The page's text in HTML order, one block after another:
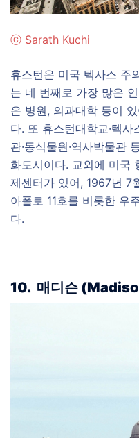
ⓒ Sarath Kuchi
휴스턴은 미국 텍사스 주
는 네 번째로 가장 많은
은 병원, 의과대학 등이
다. 또 휴스턴대학교·텍사
관·동식물원·역사박물관
화도시이다. 교외에 미국
제센터가 있어, 1967년 7
아폴로 11호를 비롯한 우
다.
10. 매디슨 (